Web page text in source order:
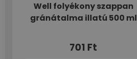
Well folyékony szappan
gránátalma illatú 500 ml
701 Ft